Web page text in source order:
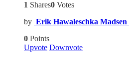
1 Shares0 Votes
by Erik Hawaleschka Madsen
0 Points
Upvote Downvote